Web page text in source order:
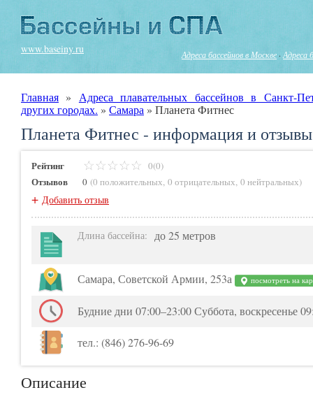
www.baseiny.ru Адреса бассейнов в Москве · Адреса
Главная » Адреса плавательных бассейнов в Санкт-
других городах. » Самара » Планета Фитнес
Планета Фитнес - информация и
Рейтинг 0(0)
Отзывов 0 (0 положительных, 0 отрицательных, 0 нейтральных)
+ Добавить отзыв
Длина бассейна: до 25 метров
Самара, Советской Армии, 253а посмотреть на
Будние дни 07:00–23:00 Суббота, воскресенье
тел.: (846) 276-96-69
Описание